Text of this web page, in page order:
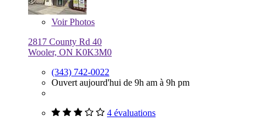
VoirPhotos
2817 County Rd 40
Wooler, ON K0K3M0
(343) 742-0022
Ouvert aujourd'hui de 9h am à 9h pm
4 évaluations